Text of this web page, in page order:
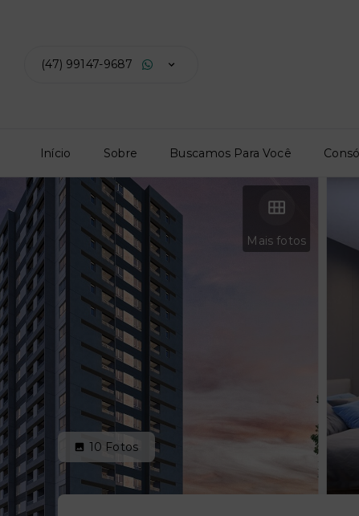
(47) 99147-9687
Início Sobre Buscamos Para Você
Mais fotos
10 Fotos